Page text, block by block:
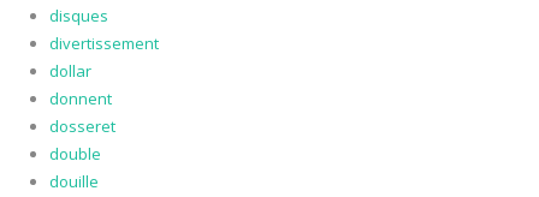
disques
divertissement
dollar
donnent
dosseret
double
douille